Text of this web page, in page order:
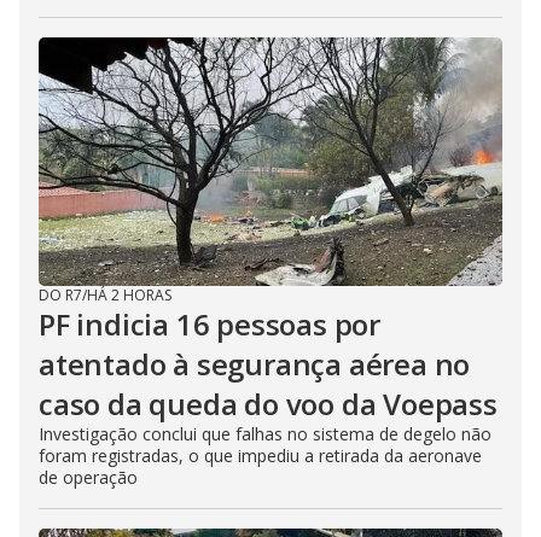
DO R7/HÁ 2 HORAS
PF indicia 16 pessoas por
atentado à segurança aérea no
caso da queda do voo da Voepass
Investigação conclui que falhas no sistema de degelo não
foram registradas, o que impediu a retirada da aeronave
de operação